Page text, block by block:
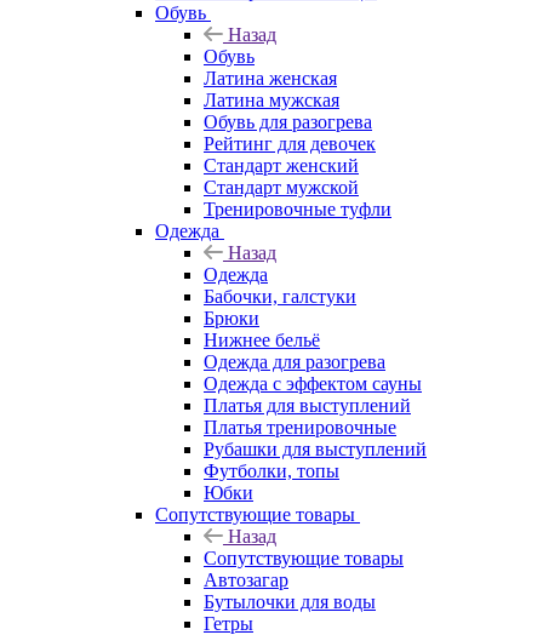
Обувь
Назад
Обувь
Латина женская
Латина мужская
Обувь для разогрева
Рейтинг для девочек
Стандарт женский
Стандарт мужской
Тренировочные туфли
Одежда
Назад
Одежда
Бабочки, галстуки
Брюки
Нижнее бельё
Одежда для разогрева
Одежда с эффектом сауны
Платья для выступлений
Платья тренировочные
Рубашки для выступлений
Футболки, топы
Юбки
Сопутствующие товары
Назад
Сопутствующие товары
Автозагар
Бутылочки для воды
Гетры